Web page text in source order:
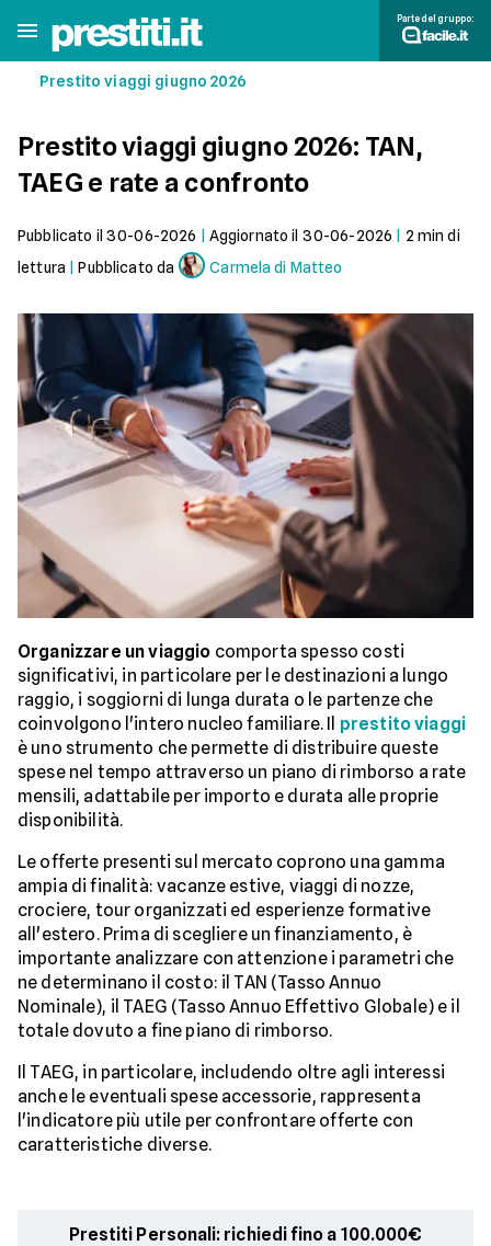
Parte del gruppo:
Prestito viaggi giugno 2026
Prestito viaggi giugno 2026: TAN,
TAEG e rate a confronto
Pubblicato il 30-06-2026 Aggiornato il 30-06-2026 2 min di
lettura |Pubblicato da Carmela di Matteo
Organizzare un viaggio comporta spesso costi
significativi, in particolare per le destinazioni a lungo
raggio, i soggiorni di lunga durata o le partenze che
coinvolgono l'intero nucleo familiare. Il prestito viaggi
è uno strumento che permette di distribuire queste
spese nel tempo attraverso un piano di rimborso a rate
mensili, adattabile per importo e durata alle proprie
disponibilità.
Le offerte presenti sul mercato coprono una gamma
ampia di finalità: vacanze estive, viaggi di nozze,
crociere, tour organizzati ed esperienze formative
all'estero. Prima di scegliere un finanziamento, è
importante analizzare con attenzione i parametri che
ne determinano il costo: il TAN (Tasso Annuo
Nominale), il TAEG (Tasso Annuo Effettivo Globale) e il
totale dovuto a fine piano di rimborso.
Il TAEG, in particolare, includendo oltre agli interessi
anche le eventuali spese accessorie, rappresenta
l'indicatore più utile per confrontare offerte con
caratteristiche diverse.
Prestiti Personali: richiedi fino a 100.000€